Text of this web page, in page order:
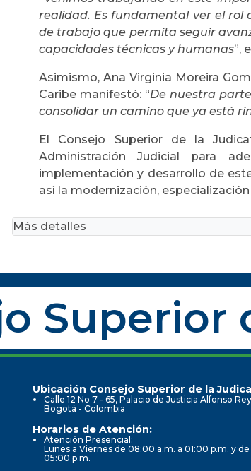
realidad. Es fundamental ver el rol
de trabajo que permita seguir
capacidades técnicas y humanas”,
Asimismo, Ana Virginia Moreira
Caribe manifestó: “De nuestra
consolidar un camino que ya está
El Consejo Superior de la
Administración Judicial para
implementación y desarrollo de
así la modernización,
Más detalles
Superior
Ubicación Consejo Superior de la
Calle 12 No 7 - 65, Palacio de Justicia Alfonso
Bogotá - Colombia
Horarios de Atención:
Atención Presencial:
Lunes a Viernes de 08:00 a.m. a 01:00 p.m. y
05:00 p.m.